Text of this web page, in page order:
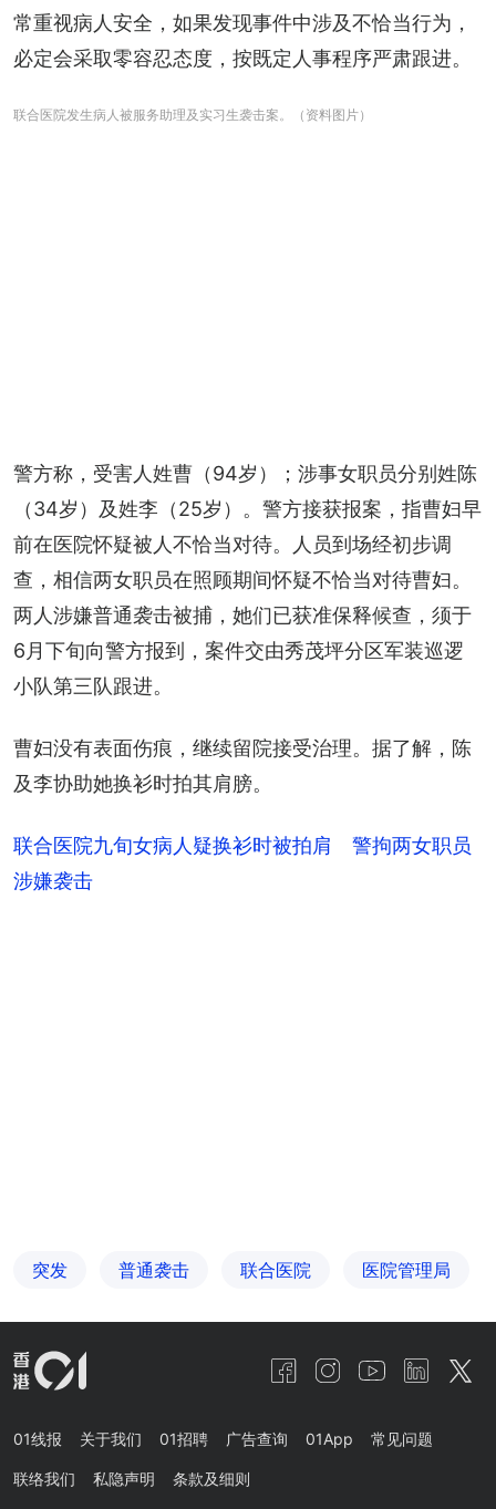
常重视病人安全，如果发现事件中涉及不恰当行为，
必定会采取零容忍态度，按既定人事程序严肃跟进。
联合医院发生病人被服务助理及实习生袭击案。（资料图片）
警方称，受害人姓曹（94岁）；涉事女职员分别姓陈
（34岁）及姓李（25岁）。警方接获报案，指曹妇早
前在医院怀疑被人不恰当对待。人员到场经初步调
查，相信两女职员在照顾期间怀疑不恰当对待曹妇。
两人涉嫌普通袭击被捕，她们已获准保释候查，须于
6月下旬向警方报到，案件交由秀茂坪分区军装巡逻
小队第三队跟进。
曹妇没有表面伤痕，继续留院接受治理。据了解，陈
及李协助她换衫时拍其肩膀。
联合医院九旬女病人疑换衫时被拍肩 警拘两女职员
涉嫌袭击
突发 普通袭击 联合医院 医院管理局
01线报 关于我们 01招聘 广告查询 01App 常见问题
联络我们 私隐声明 条款及细则